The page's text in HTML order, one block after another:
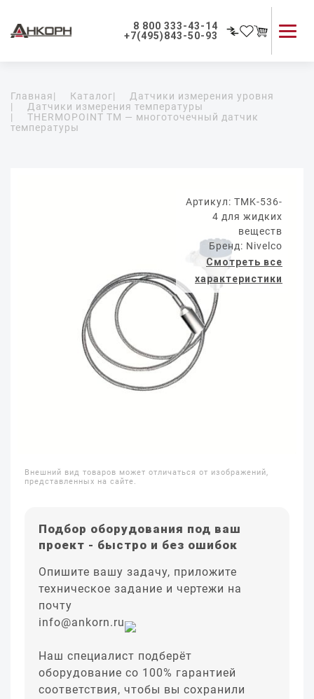
8 800 333-43-14
+7(495)843-50-93
Применение приборов
Как мы работаем
Главная| Каталог|
Датчики измерения уровня
|
Датчики измерения температуры
|
THERMOPOINT TM — многоточечный датчик
температуры
Артикул: TMK-536-
4 для жидких
веществ
Бренд: Nivelco
Смотреть все
характеристики
Внешний вид товаров может отличаться от изображений,
представленных на сайте.
Подбор оборудования под ваш
проект - быстро и без ошибок
Опишите вашу задачу, приложите
техническое задание и чертежи на
почту
info@ankorn.ru
Наш специалист подберёт
оборудование со 100% гарантией
соответствия, чтобы вы сохранили